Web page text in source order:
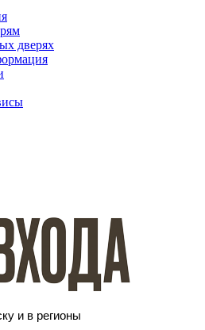
дверях
и в регионы